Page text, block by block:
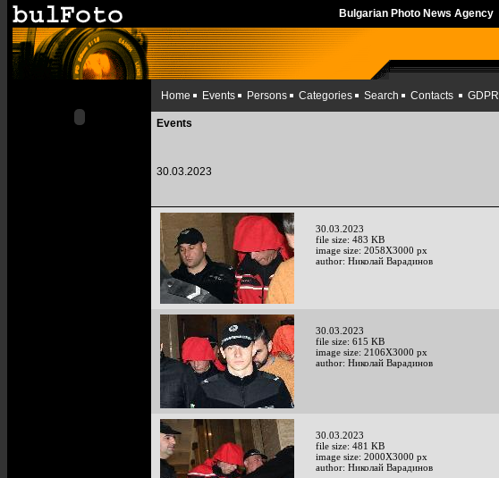
Bulgarian Photo News Agency
Home Events Persons Categories Search Contacts GDPR
Events
30.03.2023
30.03.2023
file size: 483 KB
image size: 2058X3000 px
author: Николай Варадинов
30.03.2023
file size: 615 KB
image size: 2106X3000 px
author: Николай Варадинов
30.03.2023
file size: 481 KB
image size: 2000X3000 px
author: Николай Варадинов